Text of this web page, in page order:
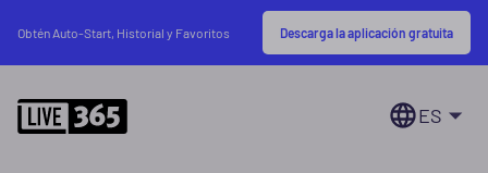
Obtén Auto-Start, Historial y Favoritos Descarga la aplicación gratuita
ES